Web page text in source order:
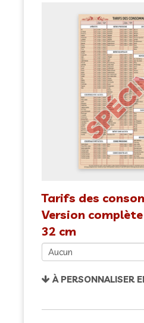
Tarifs des
Version
32 cm
À PERSONNALISER